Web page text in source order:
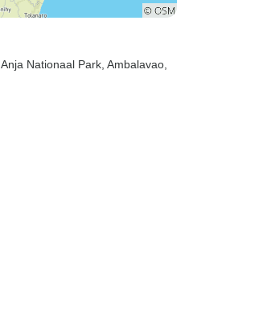
, Anja Nationaal Park , Ambalavao